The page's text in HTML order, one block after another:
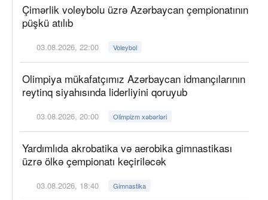
Çimərlik voleybolu üzrə Azərbaycan çempionatının
püşkü atılıb
03.08.2026, 22:00 Voleybol
Olimpiya mükafatçımız Azərbaycan idmançılarının
reytinq siyahısında liderliyini qoruyub
03.08.2026, 20:00 Olimpizm xəbərləri
Yardımlıda akrobatika və aerobika gimnastikası
üzrə ölkə çempionatı keçiriləcək
03.08.2026, 18:40 Gimnastika